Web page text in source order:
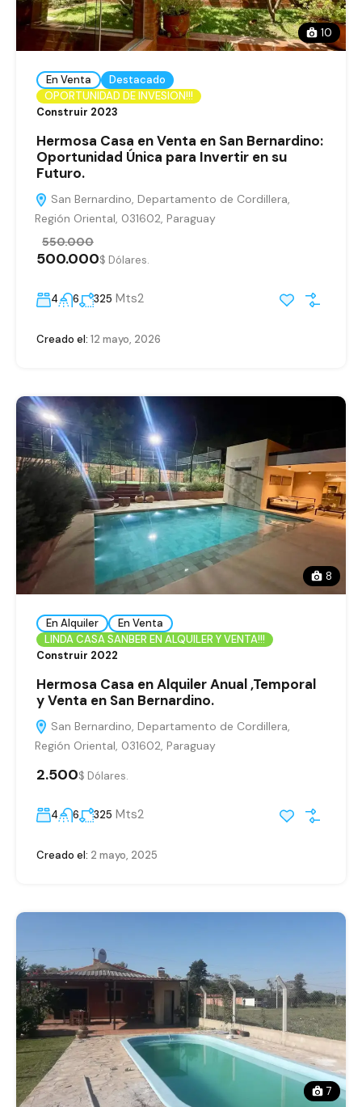
10
En Venta
Destacado
OPORTUNIDAD DE INVESION!!!
Construir 2023
Hermosa Casa en Venta en San Bernardino:
Oportunidad Única para Invertir en su
Futuro.
San Bernardino, Departamento de Cordillera,
Región Oriental, 031602, Paraguay
500.000
550.000
$ Dólares.
4 6 325 Mts2
Creado el: 12 mayo, 2026
8
En Alquiler
En Venta
LINDA CASA SANBER EN ALQUILER Y VENTA!!!
Construir 2022
Hermosa Casa en Alquiler Anual ,Temporal
y Venta en San Bernardino.
San Bernardino, Departamento de Cordillera,
Región Oriental, 031602, Paraguay
2.500$ Dólares.
4 6 325 Mts2
Creado el: 2 mayo, 2025
7